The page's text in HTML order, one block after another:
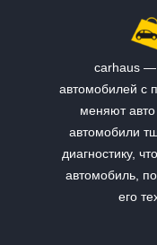
carhaus —
автомобилей с
меняют
автомобили
диагностику,
автомобиль,
его